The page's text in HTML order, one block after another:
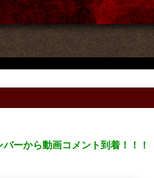
ーから動画コメント到着！！！